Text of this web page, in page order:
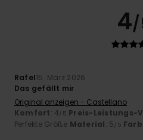
4/
Rafel15. März 2026
Das gefällt mir
Original anzeigen - Castellano
Komfort: 4/5 Preis-Leistungs-
Perfekte Größe Material: 5/5